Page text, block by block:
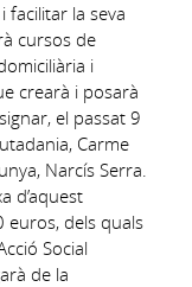
facilitar la seva
cursos de
i
crearà i posarà
el passat 9
Carme
Narcís Serra.
d’aquest
euros, dels quals
Social
de la